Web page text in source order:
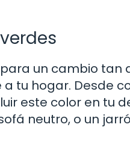
un cambio
tu hogar. Desde
este color en tu
neutro, o un